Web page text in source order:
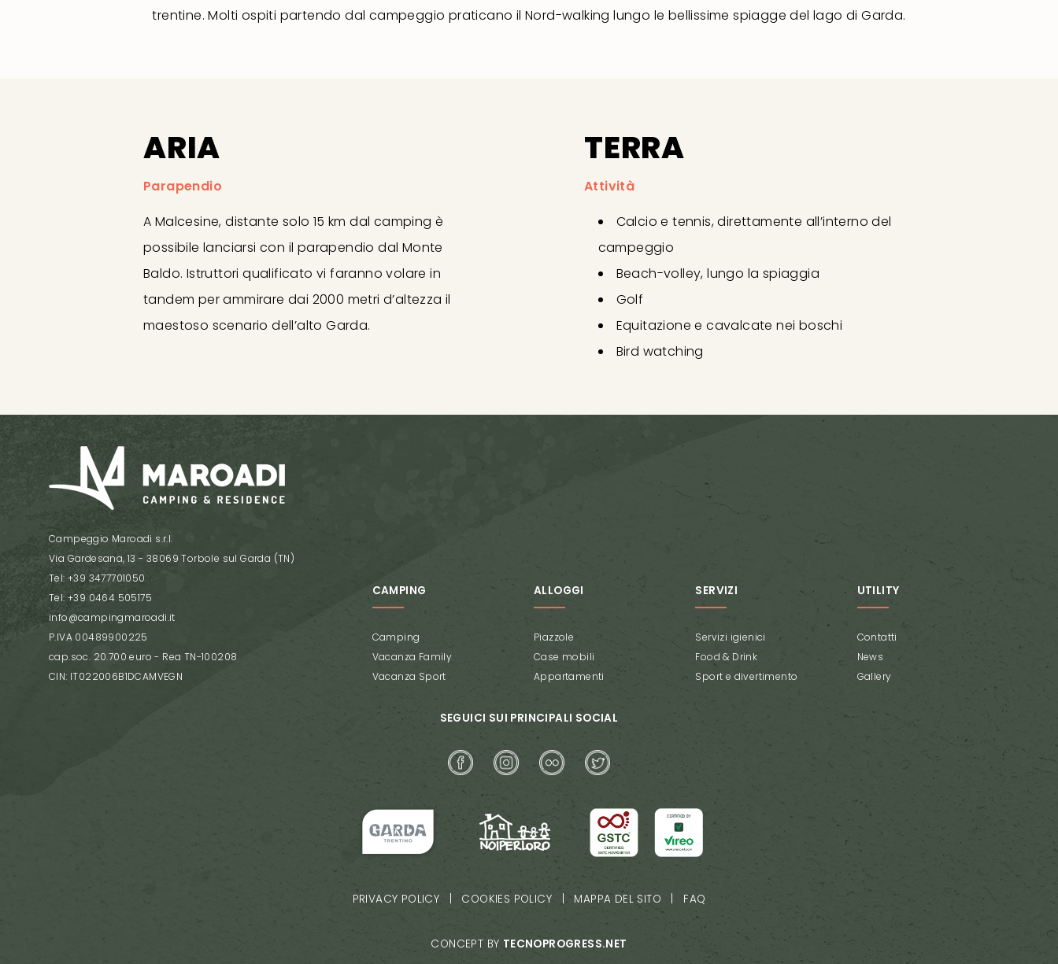
trentine. Molti ospiti partendo dal campeggio praticano il Nord-walking lungo le bellissime spiagge del lago di Garda.
ARIA
Parapendio
A Malcesine, distante solo 15 km dal camping è
possibile lanciarsi con il parapendio dal Monte
Baldo. Istruttori qualificato vi faranno volare in
tandem per ammirare dai 2000 metri d’altezza il
maestoso scenario dell’alto Garda.
TERRA
Attività
Calcio e tennis, direttamente all’interno del
campeggio
Beach-volley, lungo la spiaggia
Golf
Equitazione e cavalcate nei boschi
Bird watching
Campeggio Maroadi s.r.l.
Via Gardesana, 13 - 38069 Torbole sul Garda (TN)
Tel: +39 3477701050
Tel: +39 0464 505175
info@campingmaroadi.it
P.IVA 00489900225
cap.soc. 20.700 euro - Rea TN-100208
CIN: IT022006B1DCAMVEGN
CAMPING
Camping
Vacanza Family
Vacanza Sport
ALLOGGI
Piazzole
Case mobili
Appartamenti
SERVIZI
Servizi igienici
Food & Drink
Sport e divertimento
UTILITY
Contatti
News
Gallery
SEGUICI SUI PRINCIPALI SOCIAL
PRIVACY POLICY COOKIES POLICY MAPPA DEL SITO FAQ
CONCEPT BY TECNOPROGRESS.NET